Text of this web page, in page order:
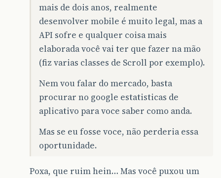
mais de dois anos, realmente
desenvolver mobile é muito legal, mas a
API sofre e qualquer coisa mais
elaborada você vai ter que fazer na mão
(fiz varias classes de Scroll por exemplo).
Nem vou falar do mercado, basta
procurar no google estatisticas de
aplicativo para voce saber como anda.
Mas se eu fosse voce, não perderia essa
oportunidade.
Poxa, que ruim hein… Mas você puxou um